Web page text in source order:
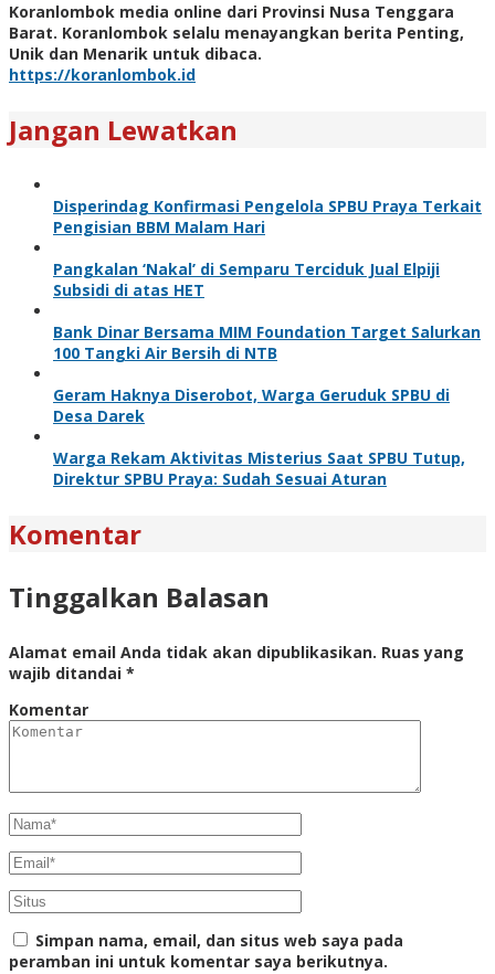
Koranlombok media online dari Provinsi Nusa Tenggara
Barat. Koranlombok selalu menayangkan berita Penting,
Unik dan Menarik untuk dibaca.
https://koranlombok.id
Jangan Lewatkan
Disperindag Konfirmasi Pengelola SPBU Praya Terkait
Pengisian BBM Malam Hari
Pangkalan ‘Nakal’ di Semparu Terciduk Jual Elpiji
Subsidi di atas HET
Bank Dinar Bersama MIM Foundation Target Salurkan
100 Tangki Air Bersih di NTB
Geram Haknya Diserobot, Warga Geruduk SPBU di
Desa Darek
Warga Rekam Aktivitas Misterius Saat SPBU Tutup,
Direktur SPBU Praya: Sudah Sesuai Aturan
Komentar
Tinggalkan Balasan
Alamat email Anda tidak akan dipublikasikan. Ruas yang
wajib ditandai *
Komentar
Simpan nama, email, dan situs web saya pada
peramban ini untuk komentar saya berikutnya.